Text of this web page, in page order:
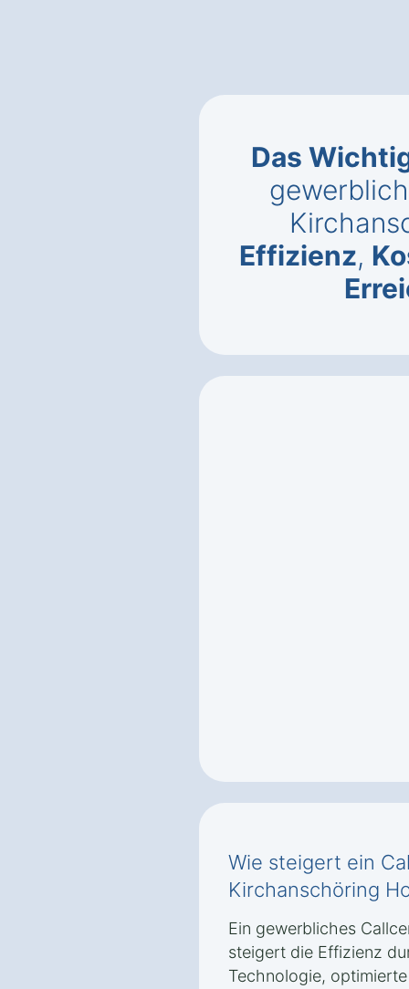
Das
Effizienz,
Wie steigert ein
Kirchanschöring
Ein gewerbliches
steigert die Effizienz
Technologie,